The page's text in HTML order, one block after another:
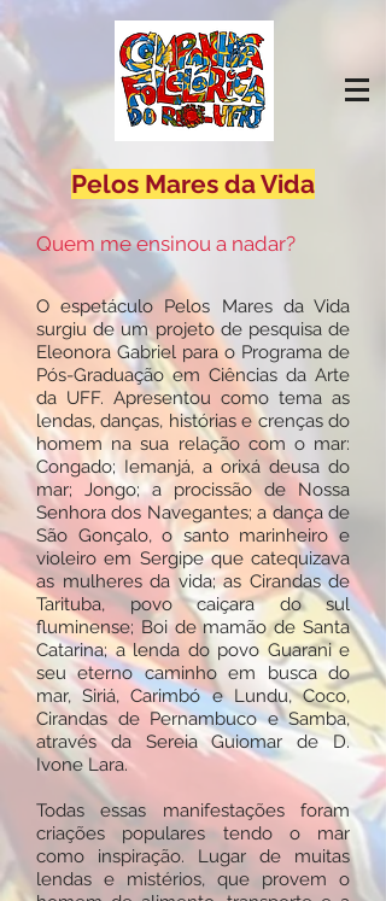
Pelos Mares da Vida
Quem me ensinou a nadar?
O espetáculo Pelos Mares da Vida
surgiu de um projeto de pesquisa de
Eleonora Gabriel para o Programa de
Pós-Graduação em Ciências da Arte
da UFF. Apresentou como tema as
lendas, danças, histórias e crenças do
homem na sua relação com o mar:
Congado; Iemanjá, a orixá deusa do
mar; Jongo; a procissão de Nossa
Senhora dos Navegantes; a dança de
São Gonçalo, o santo marinheiro e
violeiro em Sergipe que catequizava
as mulheres da vida; as Cirandas de
Tarituba, povo caiçara do sul
fluminense; Boi de mamão de Santa
Catarina; a lenda do povo Guarani e
seu eterno caminho em busca do
mar, Siriá, Carimbó e Lundu, Coco,
Cirandas de Pernambuco e Samba,
através da Sereia Guiomar de D.
Ivone Lara.
Todas essas manifestações foram
criações populares tendo o mar
como inspiração. Lugar de muitas
lendas e mistérios, que provem o